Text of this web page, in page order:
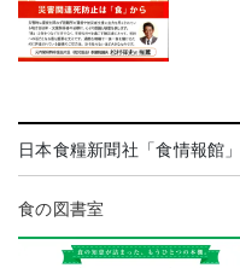
日本食糧新聞社「食情報館」
食の図書室